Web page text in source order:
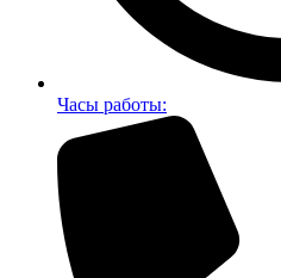
Часы работы: